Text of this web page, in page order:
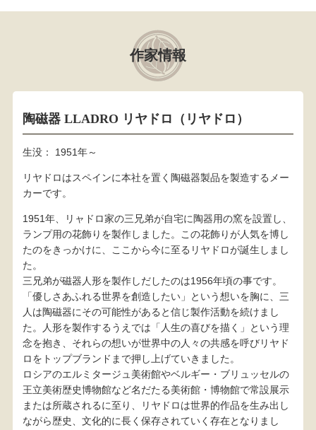
作家情報
陶磁器 LLADRO リヤドロ（リヤドロ）
生没： 1951年～
リヤドロはスペインに本社を置く陶磁器製品を製造するメー
カーです。
1951年、リャドロ家の三兄弟が自宅に陶器用の窯を設置し、
ランプ用の花飾りを製作しました。この花飾りが人気を博し
たのをきっかけに、ここから今に至るリヤドロが誕生しまし
た。
三兄弟が磁器人形を製作しだしたのは1956年頃の事です。
「優しさあふれる世界を創造したい」という想いを胸に、三
人は陶磁器にその可能性があると信じ製作活動を続けまし
た。人形を製作するうえでは「人生の喜びを描く」という理
念を抱き、それらの想いが世界中の人々の共感を呼びリヤド
ロをトップブランドまで押し上げていきました。
ロシアのエルミタージュ美術館やベルギー・ブリュッセルの
王立美術歴史博物館など名だたる美術館・博物館で常設展示
または所蔵されるに至り、リヤドロは世界的作品を生み出し
ながら歴史、文化的に長く保存されていく存在となりまし